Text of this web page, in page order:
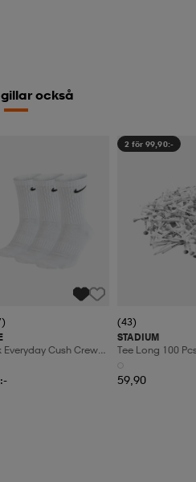
också
Everyday Cush Crew
2 för 99,90:-
(43)
STADIUM
Tee Long 100
59,90